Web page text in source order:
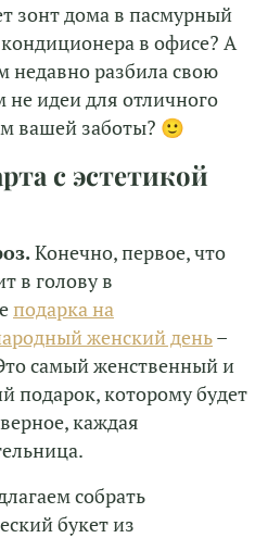
зонт дома в пасмурный
в офисе? А
недавно разбила свою
идеи для отличного
вашей заботы? 🙂
с эстетикой
Конечно, первое, что
в голову в
подарка на
женский день–
самый женственный и
подарок, которому будет
каждая
собрать
букет из